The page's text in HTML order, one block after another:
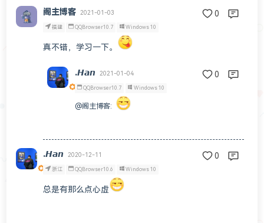
阁主博客 2021-01-03 0
福建 QQBrowser10.7 Windows 10
真不错，学习一下。
.𝙃𝙖𝙣 2021-01-04 0
QQBrowser10.7 Windows 10
@阁主博客:
.𝙃𝙖𝙣 2020-12-11 0
浙江 QQBrowser10.6 Windows 10
总是有那么点心虚